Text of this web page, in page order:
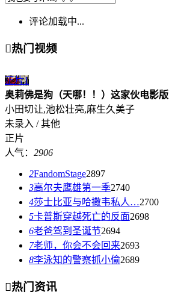
评论加载中...
热门视频
正片1
奥莉佛是狗（天哪！！）这家伙电影版
小田切让,池松壮亮,麻生久美子
未录入 / 其他
正片
人气： 2906
2FandomStage2897
3高尔夫鹰雄第一季2740
4莎士比亚与哈撒韦私人…2700
5卡普斯穿越死亡的反面2698
6老爸驾到圣诞节2694
7老师，你会不会回来2693
8李泳知的警察抓小偷2689
热门资讯